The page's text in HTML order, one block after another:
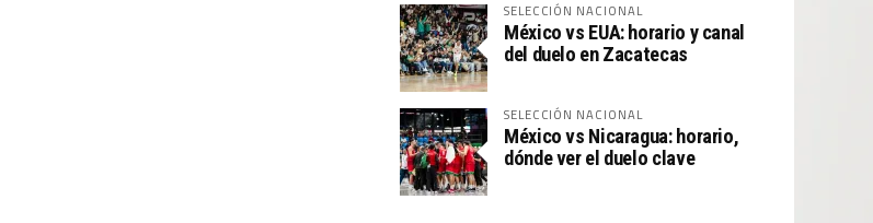
SELECCIÓN NACIONAL
México vs EUA: horario y canal
del duelo en Zacatecas
SELECCIÓN NACIONAL
México vs Nicaragua: horario,
dónde ver el duelo clave